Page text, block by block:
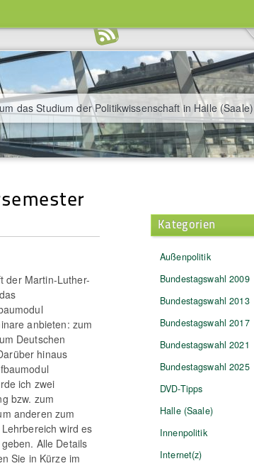
das Studium der Politikwissenschaft in Halle (Saale)
der Martin-Luther-
anbieten: zum
Deutschen
hinaus
ich zwei
bzw. zum
anderen zum
wird es
Alle Details
Sie in Kürze im
Kategorien
Außenpolitik
Bundestagswahl 2009
Bundestagswahl 2013
Bundestagswahl 2017
Bundestagswahl 2021
Bundestagswahl 2025
DVD-Tipps
Halle (Saale)
Innenpolitik
Internet(z)